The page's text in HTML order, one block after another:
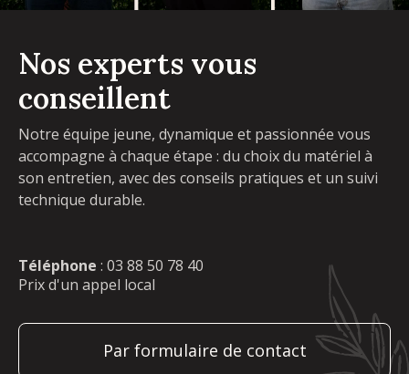
Nos experts vous
conseillent
Notre équipe jeune, dynamique et passionnée vous
accompagne à chaque étape : du choix du matériel à
son entretien, avec des conseils pratiques et un suivi
technique durable.
Téléphone : 03 88 50 78 40
Prix d'un appel local
Par formulaire de contact